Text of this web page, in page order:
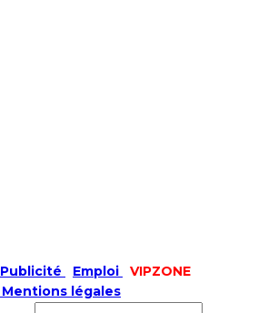
Publicité Emploi
VIPZONE
Mentions légales